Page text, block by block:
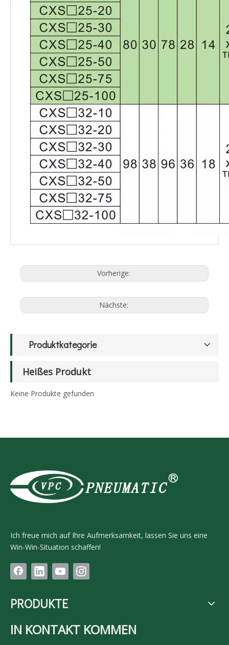
Vorherige:
Nächste:
Produktkategorie
Heißes Produkt
Keine Produkte gefunden
Ich freue mich auf Ihre Aufmerksamkeit, lassen Sie uns eine
Win-Win-Situation schaffen!
PRODUKTE
IN KONTAKT KOMMEN